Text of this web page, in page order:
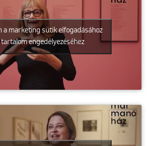
a marketing sütik elfogadásához
tartalom engedélyezéséhez